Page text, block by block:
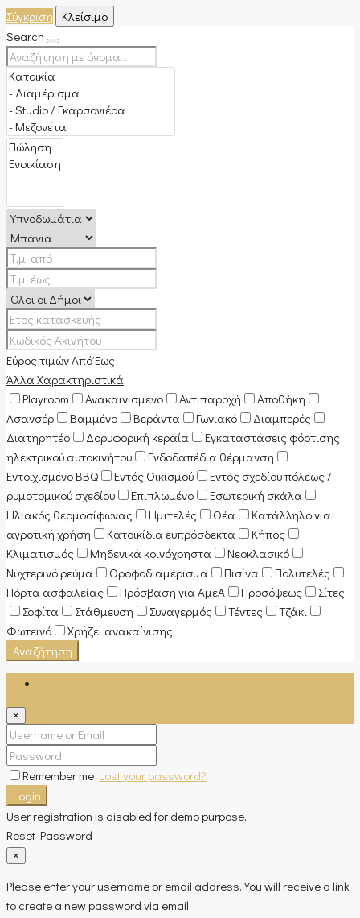
Σύγκριση
Κλείσιμο
Search
Εύρος τιμώνΑπόΈως
Άλλα Χαρακτηριστικά
Playroom
Ανακαινισμένο Αντιπαροχή
Αποθήκη
Ασανσέρ
Βαμμένο Βεράντα Γωνιακό
Διαμπερές
Διατηρητέο
Δορυφορική κεραία
Εγκαταστάσεις φόρτισης
ηλεκτρικού αυτοκινήτου
Ενδοδαπέδια θέρμανση
Εντοιχισμένο BBQ
Εντός Οικισμού
Εντός σχεδίου πόλεως /
ρυμοτομικού σχεδίου
Επιπλωμένο
Εσωτερική σκάλα
Ηλιακός θερμοσίφωνας
Ημιτελές Θέα
Κατάλληλο για
αγροτική χρήση
Κατοικίδια ευπρόσδεκτα
Κήπος
Κλιματισμός
Μηδενικά κοινόχρηστα
Νεοκλασικό
Νυχτερινό ρεύμα
Οροφοδιαμέρισμα Πισίνα
Πολυτελές
Πόρτα ασφαλείας
Πρόσβαση για ΑμεΑ Προσόψεως
Σίτες
Σοφίτα
Στάθμευση Συναγερμός Τέντες
Τζάκι
Φωτεινό
Χρήζει ανακαίνισης
Αναζήτηση
×
Remember me Lost your password?
Login
User registration is disabled for demo purpose.
Reset Password
×
Please enter your username or email address. You will receive a link
to create a new password via email.